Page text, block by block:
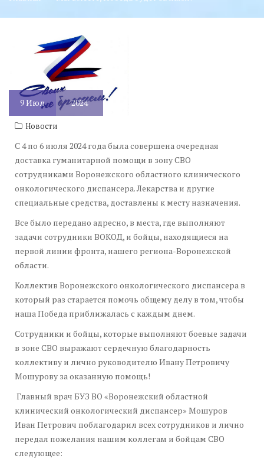
9Июл 2024
Новости
С 4 по 6 июля 2024 года была совершена очередная
доставка гуманитарной помощи в зону СВО
сотрудниками Воронежского областного клинического
онкологического диспансера. Лекарства и другие
специальные средства, доставлены к месту назначения.
Все было передано адресно, в места, где выполняют
задачи сотрудники ВОКОД, и бойцы, находящиеся на
первой линии фронта, нашего региона-Воронежской
области.
Коллектив Воронежского онкологического диспансера в
который раз старается помочь общему делу в том, чтобы
наша Победа приближалась с каждым днем.
Сотрудники и бойцы, которые выполняют боевые задачи
в зоне СВО выражают сердечную благодарность
коллективу и лично руководителю Ивану Петровичу
Мошурову за оказанную помощь!
Главный врач БУЗ ВО «Воронежский областной
клинический онкологический диспансер» Мошуров
Иван Петрович поблагодарил всех сотрудников и лично
передал пожелания нашим коллегам и бойцам СВО
следующее: